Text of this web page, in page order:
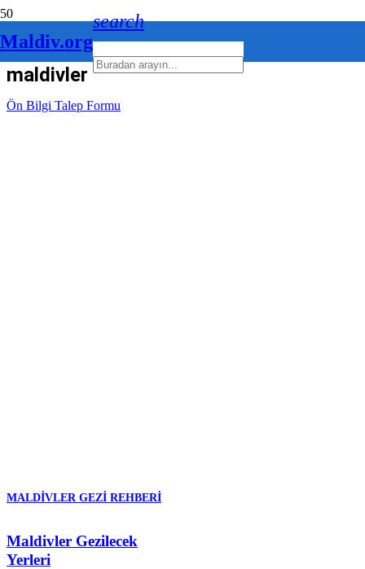
Maldiv.org
search
maldivler turu
Ön Bilgi Talep Formu
MALDIVLER GEZI REHBERI
Maldivler Gezilecek
Yerleri